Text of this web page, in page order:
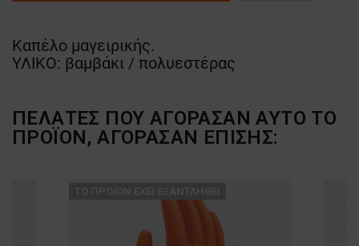
Καπέλο μαγειρικής.
ΥΛΙΚΟ: βαμβάκι / πολυεστέρας
ΠΕΛΆΤΕΣ ΠΟΥ ΑΓΌΡΑΣΑΝ ΑΥΤΌ ΤΟ
ΠΡΟΪΌΝ, ΑΓΌΡΑΣΑΝ ΕΠΊΣΗΣ: